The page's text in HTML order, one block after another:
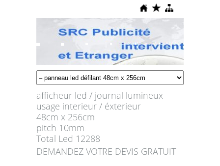
afficheur led / journal lumineux
usage interieur / éxterieur
48cm x 256cm
pitch 10mm
Total Led 12288
DEMANDEZ VOTRE DEVIS GRATUIT